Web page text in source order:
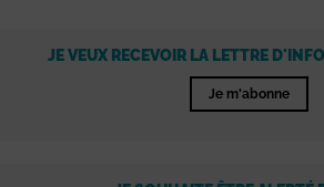
JE VEUX RECEVOIR LA LETTRE
Je m'abonne